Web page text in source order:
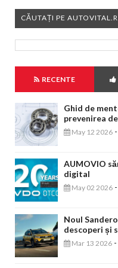
CĂUTAȚI PE
RECENTE
Ghid de
prevenirea
May 12 2026 -
AUMOVIO
digital
May 02 2026 -
Noul
descoperi și
Mar 13 2026 -